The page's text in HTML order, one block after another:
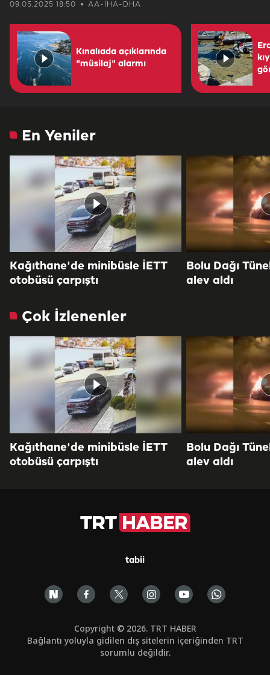
09.05.2025 18:50 AA-İHA-DHA
Kınalıada açıklarında
"müsilaj" alarmı
En Yeniler
Kağıthane'de minibüsle İETT
otobüsü çarpıştı
Bolu Dağı
alev aldı
Çok İzlenenler
Kağıthane'de minibüsle İETT
otobüsü çarpıştı
Bolu Dağı
alev aldı
tabii
Copyright © 2026. TRT HABER
Bağlantı yoluyla gidilen dış sitelerin içeriğinden TRT
sorumlu değildir.